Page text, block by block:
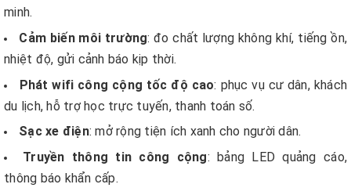
minh.
Cảm biến môi trường: đo chất lượng không khí, tiếng ồn,
nhiệt độ, gửi cảnh báo kịp thời.
Phát wifi công cộng tốc độ cao: phục vụ cư dân, khách
du lịch, hỗ trợ học trực tuyến, thanh toán số.
Sạc xe điện: mở rộng tiện ích xanh cho người dân.
Truyền thông tin công cộng: bảng LED quảng cáo,
thông báo khẩn cấp.